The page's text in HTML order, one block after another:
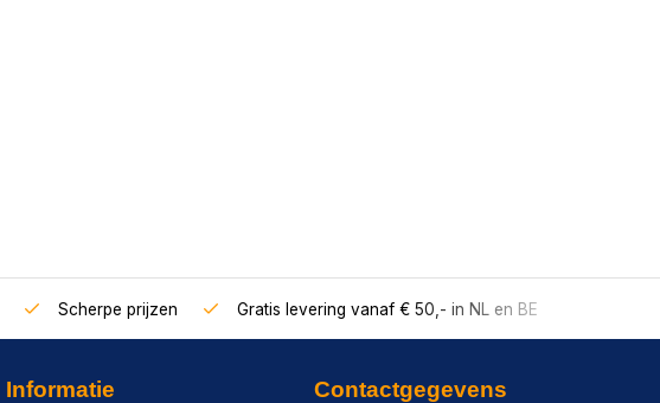
Scherpe prijzen Gratis levering vanaf € 50,- in NL en BE
Informatie Contactgegevens